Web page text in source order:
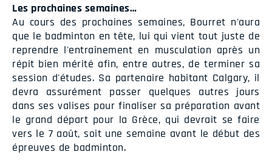
Les prochaines semaines…
Au cours des prochaines semaines, Bourret n'aura
que le badminton en tête, lui qui vient tout juste de
reprendre l'entraînement en musculation après un
répit bien mérité afin, entre autres, de terminer sa
session d'études. Sa partenaire habitant Calgary, il
devra assurément passer quelques autres jours
dans ses valises pour finaliser sa préparation avant
le grand départ pour la Grèce, qui devrait se faire
vers le 7 août, soit une semaine avant le début des
épreuves de badminton.